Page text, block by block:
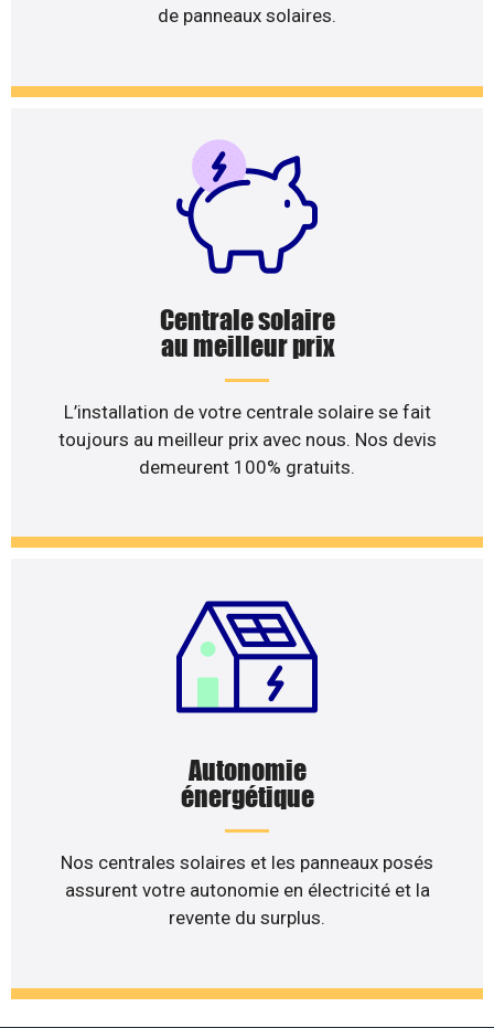
de panneaux solaires.
Centrale solaire
au meilleur prix
L’installation de votre centrale solaire se fait
toujours au meilleur prix avec nous. Nos devis
demeurent 100% gratuits.
Autonomie
énergétique
Nos centrales solaires et les panneaux posés
assurent votre autonomie en électricité et la
revente du surplus.